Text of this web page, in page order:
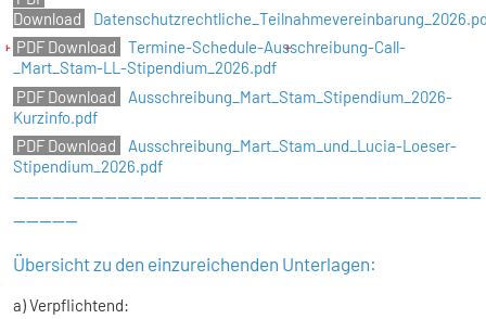
Termine-Schedule-Ausschreibung-Call-
_Mart_Stam-LL-Stipendium_2026.pdf
Ausschreibung_Mart_Stam_Stipendium_2026-
Kurzinfo.pdf
Ausschreibung_Mart_Stam_und_Lucia-Loeser-
Stipendium_2026.pdf
------------------------------------------------------------------------
----------
Übersicht zu den einzureichenden Unterlagen:
a) Verpflichtend: